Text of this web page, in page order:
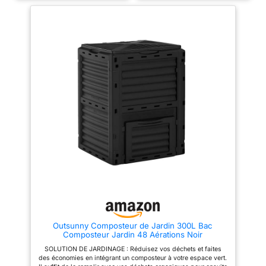
plus, des trous d'air à la
surface du composteur peuvent
permettre à l'air de pénétrer, ce
qui est plus propice à une
décomposition naturelle des
déchets biologiques. MONTAGE
FACILE : Notre composteur peut
etre monté en seulement 3
minutes. Vous n’avez pas
besoin d’utiliser d’outils. Une
notice de montage claire et
simple est fournie dans le
carton. Vous pourrez ainsi le
déplacer facilement. GRANDE
maintenant une taille non
CARACTÉRISTIQUE : Matériaux
– Polypropylène (résistant aux
Capacité–300L ; Dimensions–
58 * 58 * 80 (cm)
trappe de récupération et
aérations sur chaque côté. La
marque Terre Jardin s'applique
MARQUE FRANÇAISE :
entrepôt dans la Loire
Outsunny Composteur de Jardin 300L Bac
Composteur Jardin 48 Aérations Noir
SOLUTION DE JARDINAGE : Réduisez vos déchets et faites
des économies en intégrant un composteur à votre espace vert.